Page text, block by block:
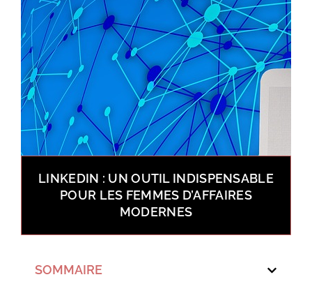
LINKEDIN : UN OUTIL INDISPENSABLE
POUR LES FEMMES D’AFFAIRES
MODERNES
SOMMAIRE